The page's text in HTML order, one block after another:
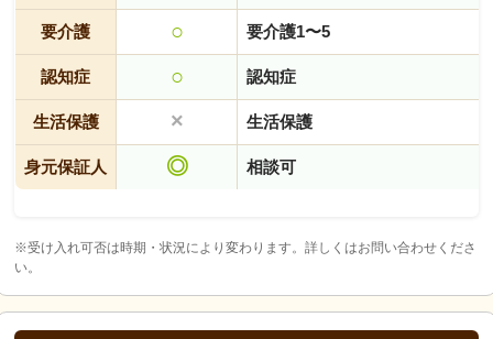
要介護 ○ 要介護1〜5
認知症 ○ 認知症
生活保護 × 生活保護
身元保証人 ◎ 相談可
※受け入れ可否は時期・状況により変わります。詳しくはお問い合わせくださ
い。